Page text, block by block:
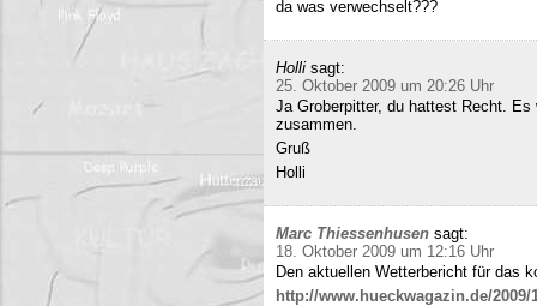
da was verwechselt???
Holli sagt:
25. Oktober 2009 um 20:26 Uhr
Ja Groberpitter, du hattest Recht.
zusammen.
Gruß
Holli
Marc Thiessenhusen sagt:
18. Oktober 2009 um 12:16 Uhr
Den aktuellen Wetterbericht für das
http://www.hueckwagazin.de/2009/